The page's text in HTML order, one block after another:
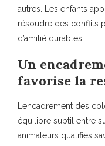
autres. Les enfants
résoudre des conflits
d’amitié durables.
Un
favorise la
L’encadrement des
équilibre subtil entre
animateurs qualifiés